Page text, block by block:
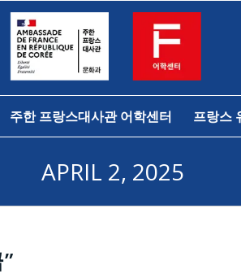
주한 프랑스대사관 어학센터 프랑스
APRIL 2, 2025